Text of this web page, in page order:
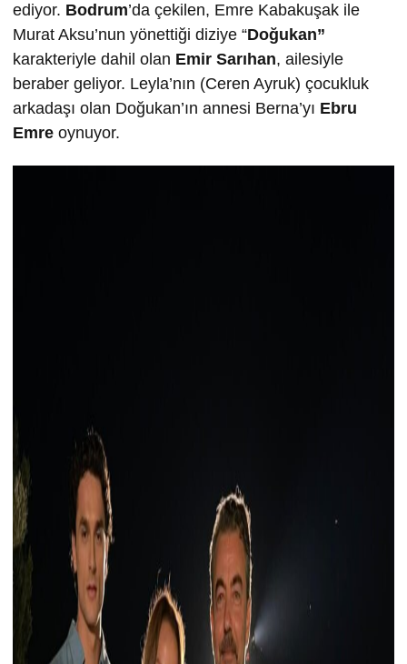
ediyor. Bodrum’da çekilen, Emre Kabakuşak ile
Murat Aksu’nun yönettiği diziye “Doğukan”
karakteriyle dahil olan Emir Sarıhan, ailesiyle
beraber geliyor. Leyla’nın (Ceren Ayruk) çocukluk
arkadaşı olan Doğukan’ın annesi Berna’yı Ebru
Emre oynuyor.